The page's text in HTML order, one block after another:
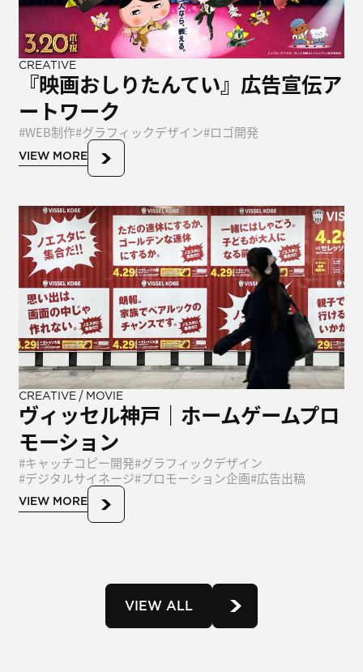
CREATIVE
『映画おしりたんてい』広告宣伝ア
ートワーク
WEB制作 グラフィックデザイン ロゴ開発
VIEW MORE
CREATIVE/MOVIE
ヴィッセル神戸｜ホームゲームプロ
モーション
キャッチコピー開発 グラフィックデザイン
デジタルサイネージ プロモーション企画 広告出稿
VIEW MORE
VIEW ALL